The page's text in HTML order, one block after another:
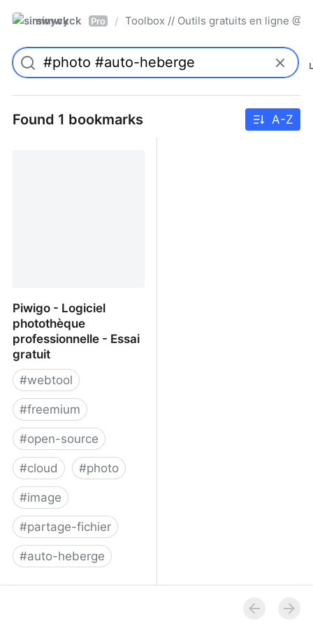
simwyck Pro / Toolbox // Outils gratuits en ligne
Found 1 bookmarks A-Z
Piwigo - Logiciel
photothèque
professionnelle - Essai
gratuit
#webtool
#freemium
#open-source
#cloud #photo
#image
#partage-fichier
#auto-heberge